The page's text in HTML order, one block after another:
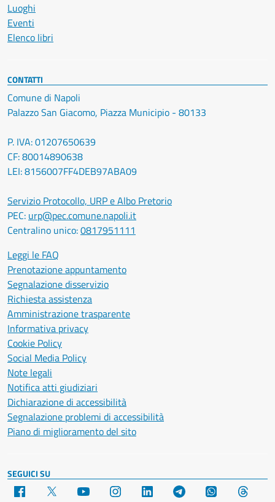
Luoghi
Eventi
Elenco libri
CONTATTI
Comune di Napoli
Palazzo San Giacomo, Piazza Municipio - 80133
P. IVA: 01207650639
CF: 80014890638
LEI: 8156007FF4DEB97ABA09
Servizio Protocollo, URP e Albo Pretorio
PEC: urp@pec.comune.napoli.it
Centralino unico:0817951111
Leggi le FAQ
Prenotazione appuntamento
Segnalazione disservizio
Richiesta assistenza
Amministrazione trasparente
Informativa privacy
Cookie Policy
Social Media Policy
Note legali
Notifica atti giudiziari
Dichiarazione di accessibilità
Segnalazione problemi di accessibilità
Piano di miglioramento del sito
SEGUICI SU
Facebook YouTube Instagram LinkedIn Telegram WhatsApp